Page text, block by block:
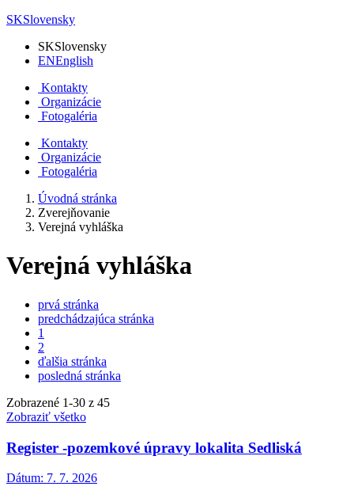
SKSlovensky
SKSlovensky
ENEnglish
Kontakty
Organizácie
Fotogaléria
Kontakty
Organizácie
Fotogaléria
Úvodná stránka
Zverejňovanie
Verejná vyhláška
Verejná vyhláška
prvá stránka
predchádzajúca stránka
1
2
ďalšia stránka
posledná stránka
Zobrazené 1-30 z 45
Zobraziť všetko
Register -pozemkové úpravy lokalita Sedliská
Dátum: 7. 7. 2026